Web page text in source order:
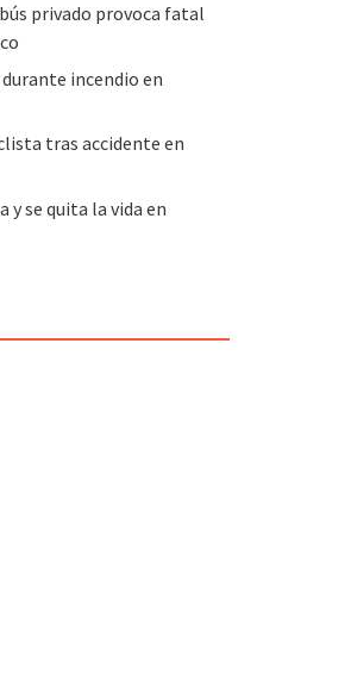
privado provoca fatal
incendio en
tras accidente en
y se quita la vida en